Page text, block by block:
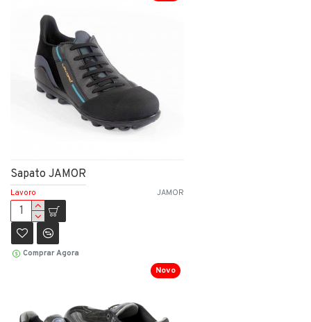
Lavoro JAMOR
Sapato JAMOR
Comprar Agora
Novo